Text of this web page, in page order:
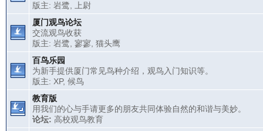
版主: 岩鹭
上尉
厦门观鸟论坛
交流观鸟收获
版主: 岩鹭 寥寥, 猫头鹰
百鸟乐园
为新手提供厦门常见鸟种介绍，观鸟入门知识等。
版主: XP, 候鸟
教育版
用我们的心与手请更多的朋友共同体验自然的和谐与美妙。
论坛: 高校观鸟教育